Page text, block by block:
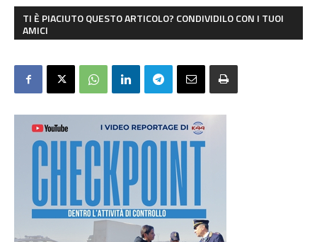
TI È PIACIUTO QUESTO ARTICOLO? CONDIVIDILO CON I TUOI
AMICI